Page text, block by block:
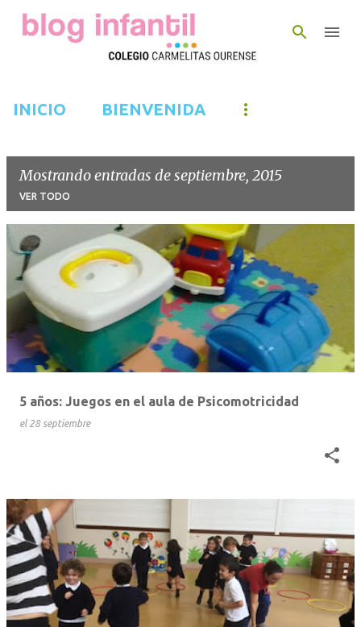
Ir al contenido principal
INICIO BIENVENIDA
Mostrando entradas de septiembre, 2015
VER TODO
E
t
a
d
5 años: Juegos en el aula de Psicomotricidad
el 28 septiembre